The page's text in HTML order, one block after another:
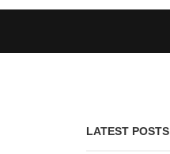
LATEST POSTS